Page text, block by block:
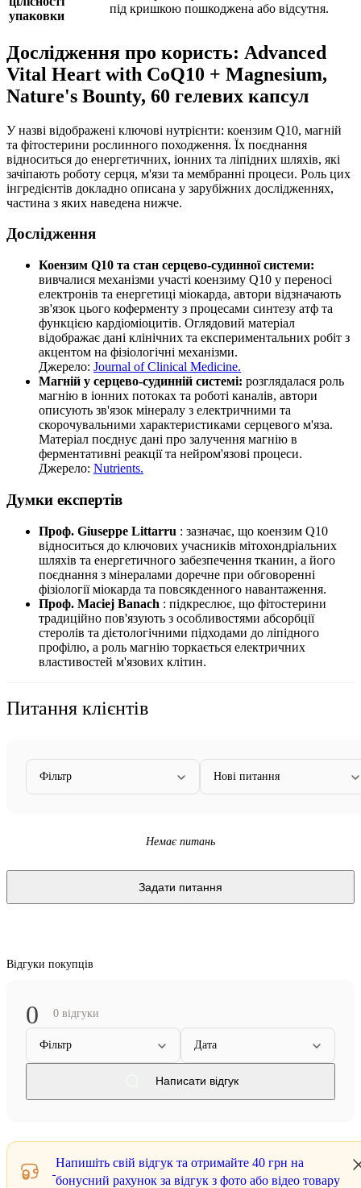
упаковки
під кришкою пошкоджена або відсутня.
Дослідження про користь: Advanced
Vital Heart with CoQ10 + Magnesium,
Nature's Bounty, 60 гелевих капсул
У назві відображені ключові нутрієнти: коензим Q10, магній
та фітостерини рослинного походження. Їх поєднання
відноситься до енергетичних, іонних та ліпідних шляхів, які
зачіпають роботу серця, м'язи та мембранні процеси. Роль цих
інгредієнтів докладно описана у зарубіжних дослідженнях,
частина з яких наведена нижче.
Дослідження
Коензим Q10 та стан серцево-судинної системи:
вивчалися механізми участі коензиму Q10 у переносі
електронів та енергетиці міокарда, автори відзначають
зв'язок цього коферменту з процесами синтезу атф та
функцією кардіоміоцитів. Оглядовий матеріал
відображає дані клінічних та експериментальних робіт з
акцентом на фізіологічні механізми.
Джерело: Journal of Clinical Medicine.
Магній у серцево-судинній системі: розглядалася роль
магнію в іонних потоках та роботі каналів, автори
описують зв'язок мінералу з електричними та
скорочувальними характеристиками серцевого м'яза.
Матеріал поєднує дані про залучення магнію в
ферментативні реакції та нейром'язові процеси.
Джерело: Nutrients.
Думки експертів
Проф. Giuseppe Littarru : зазначає, що коензим Q10
відноситься до ключових учасників мітохондріальних
шляхів та енергетичного забезпечення тканин, а його
поєднання з мінералами доречне при обговоренні
фізіології міокарда та повсякденного навантаження.
Проф. Maciej Banach : підкреслює, що фітостерини
традиційно пов'язують з особливостями абсорбції
стеролів та дієтологічними підходами до ліпідного
профілю, а роль магнію торкається електричних
властивостей м'язових клітин.
Питання клієнтів
Фільтр Нові питання
Немає питань
Задати питання
Відгуки покупців
0 0 відгуки
Фільтр Дата
Написати відгук
Напишіть свій відгук та отримайте 40 грн на
бонусний рахунок за відгук з фото або відео товару